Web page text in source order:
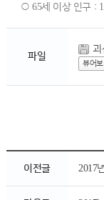
○ 65세 이상 인구 :
파일
괴
뷰어보
이전글 2017